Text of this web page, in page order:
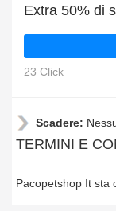
Extra 50% di
23 Click
Scadere:
TERMINI E
Pacopetshop It sta